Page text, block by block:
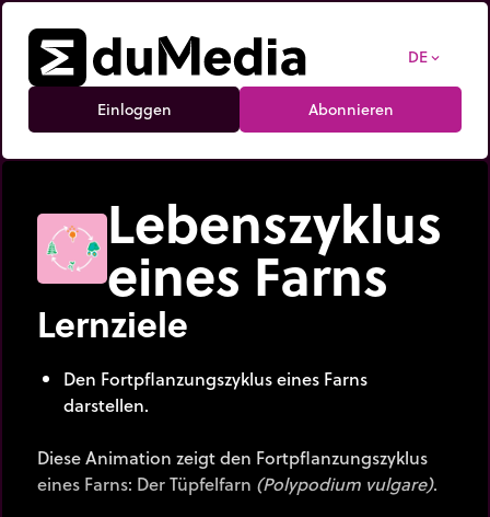
DE expand_more
Einloggen Abonnieren
Lebenszyklus
eines Farns
Lernziele
Den Fortpflanzungszyklus eines Farns
darstellen.
Diese Animation zeigt den Fortpflanzungszyklus
eines Farns: Der Tüpfelfarn (Polypodium vulgare).